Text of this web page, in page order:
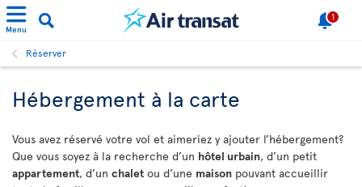
Menu
1
Réserver
Hébergement à la carte
Vous avez réservé votre vol et aimeriez y ajouter l’hébergement?
Que vous soyez à la recherche d’un hôtel urbain, d’un petit
appartement, d’un chalet ou d’une maison pouvant accueillir